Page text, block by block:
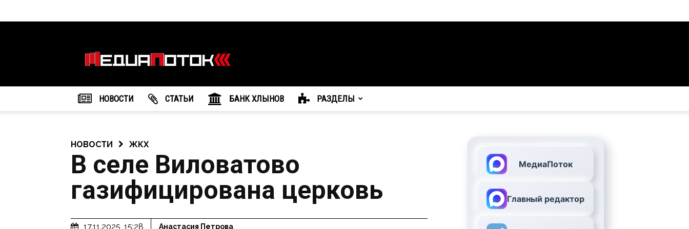
агентство
"МедиаПоток"
НОВОСТИ CТАТЬИ БАНК ХЛЫНОВ РАЗДЕЛЫ
НОВОСТИ ЖКХ
В селе Виловатово
газифицирована церковь
17.11.2025, 15:28 Анастасия Петрова
МедиаПоток
Главный редактор